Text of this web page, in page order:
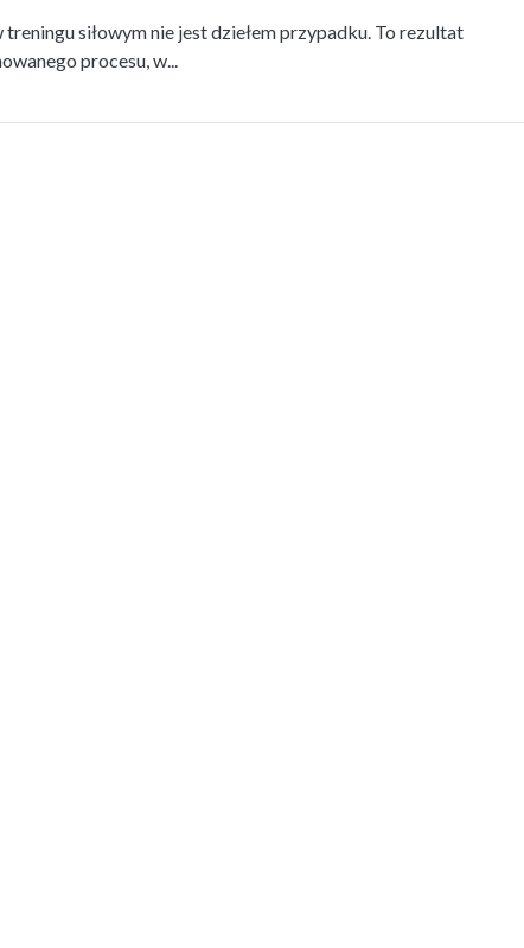
treningu siłowym nie jest dziełem przypadku. To rezultat
procesu, w...